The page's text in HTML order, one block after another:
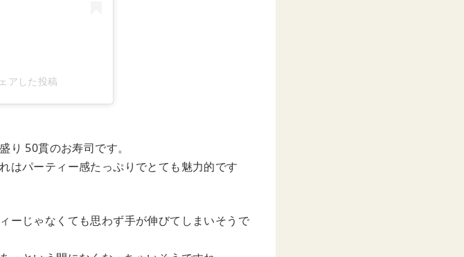
アした投稿
り 50貫のお寿司です。
はパーティー感たっぷりでとても魅力的です
ーじゃなくても思わず手が伸びてしまいそうで